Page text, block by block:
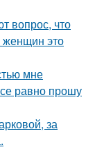
вопрос, что
женщин это
мне
равно прошу
за